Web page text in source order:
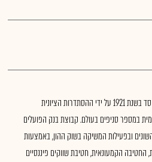
בנק הפועלים הוא בנק מסחרי בישראל, נוסד בשנת 1921 על ידי ההסתדרות הציונית
במספר סניפים בעולם. קבוצת בנק הפועלים
ובפעילות המשיקה בשוק ההון, באמצעות
הקמעונאית, חטיבת שווקים פיננסיים